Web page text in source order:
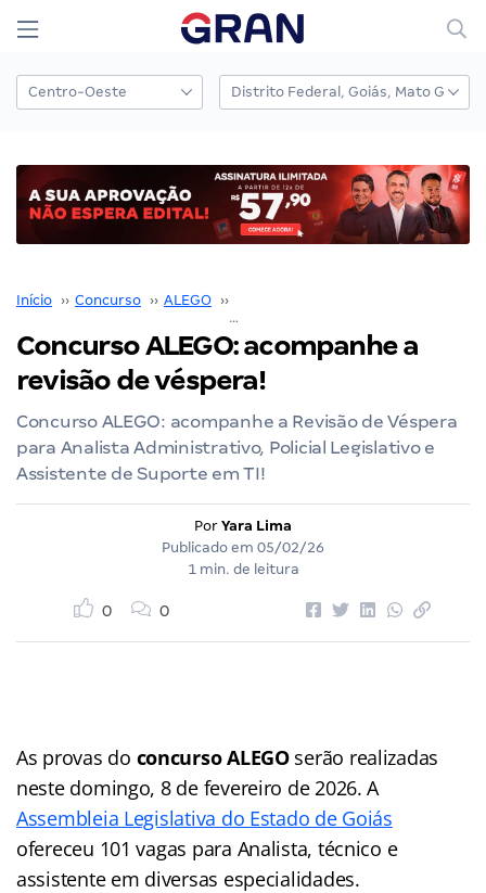
Início ›› Concurso ›› ALEGO ››
Concurso ALEGO: acompanhe a
revisão de véspera!
Concurso ALEGO: acompanhe a Revisão de Véspera
para Analista Administrativo, Policial Legislativo e
Assistente de Suporte em TI!
Por Yara Lima
Publicado em 05/02/26
1 min. de leitura
0 0
As provas do concurso ALEGOserão realizadas
neste domingo, 8 de fevereiro de 2026. A
Assembleia Legislativa do Estado de Goiás
ofereceu 101 vagas para Analista, técnico e
assistente em diversas especialidades.